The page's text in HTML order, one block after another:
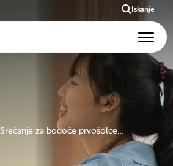
Srečanje za bodoče prvošolce…
Iskanje